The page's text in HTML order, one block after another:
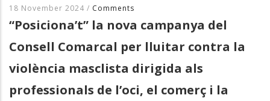
18 November 2024 / Comments
“Posiciona’t” la nova campanya del
Consell Comarcal per lluitar contra la
violència masclista dirigida als
professionals de l’oci, el comerç i la